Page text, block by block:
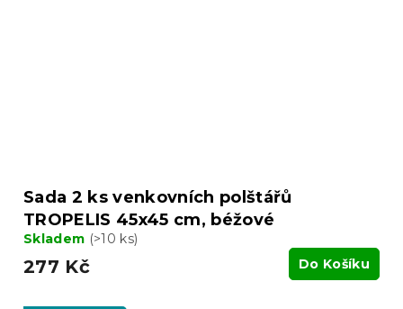
Sada 2 ks venkovních polštářů
TROPELIS 45x45 cm, béžové
Skladem (>10 ks)
277 Kč Do Košíku